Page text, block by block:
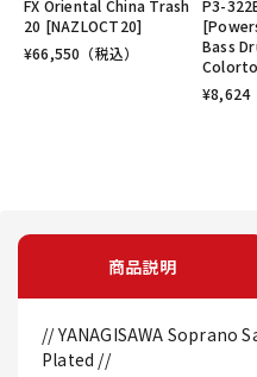
FX Oriental China Trash
20 [NAZLOCT20]
¥66,550 （税込）
P3-
Bass
¥8,624
商品説明
// YANAGISAWA Soprano
Plated //